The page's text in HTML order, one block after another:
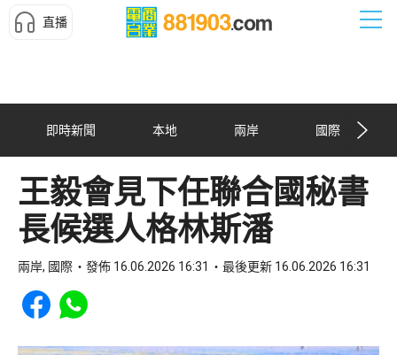
直播
即時新聞 本地 兩岸 國際
王毅會見下任聯合國秘書
長候選人格林斯潘
兩岸, 國際 發佈 16.06.2026 16:31 最後更新 16.06.2026 16:31
Share to Facebook
Share to WhatsApp